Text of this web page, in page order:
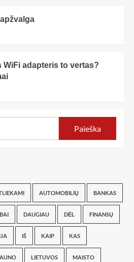
WiFi adapteris to vertas?
AUTOMOBILIŲ BANKAS
DAUGIAU DĖL FINANSŲ
IŠ KAIP KAS
LIETUVOS MAISTO